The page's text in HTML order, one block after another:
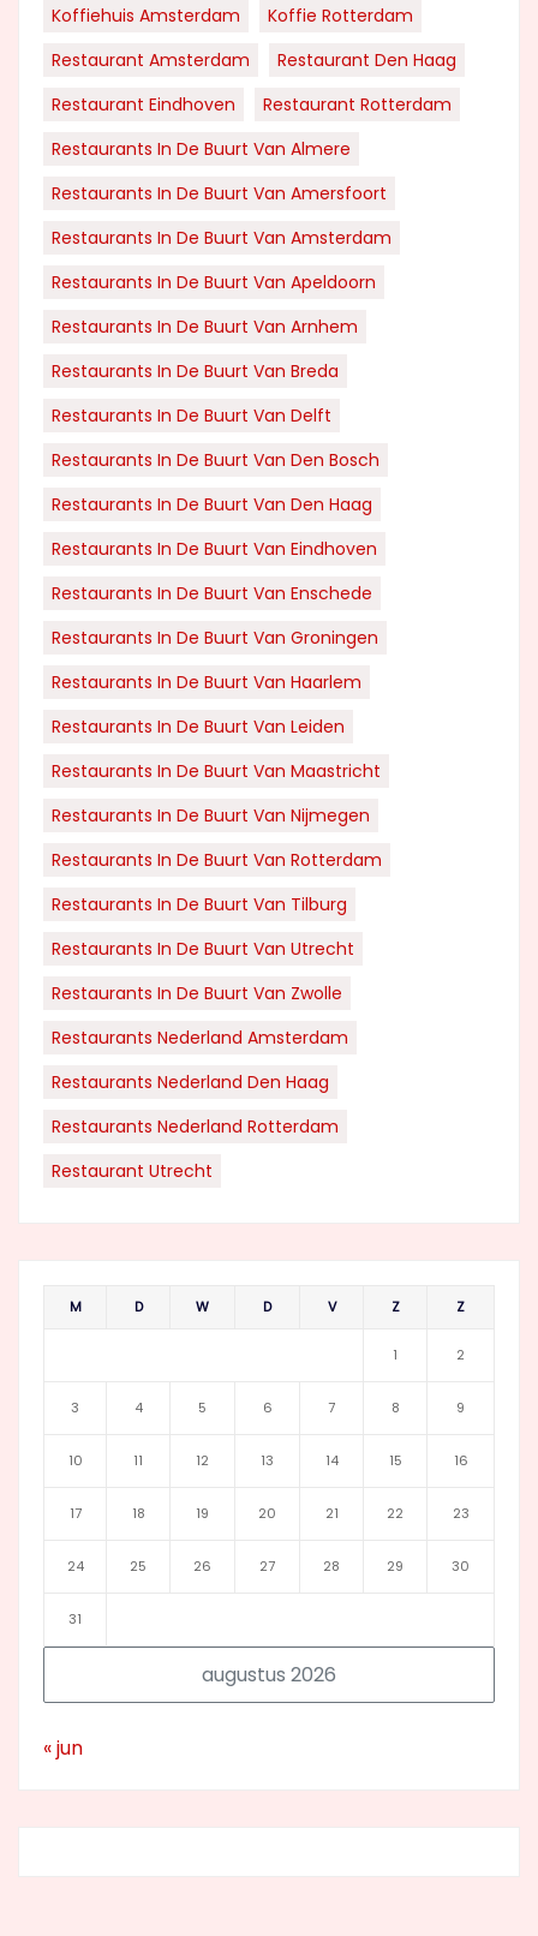
Koffiehuis Amsterdam
Koffie Rotterdam
Restaurant Amsterdam
Restaurant Den Haag
Restaurant Eindhoven
Restaurant Rotterdam
Restaurants In De Buurt Van Almere
Restaurants In De Buurt Van Amersfoort
Restaurants In De Buurt Van Amsterdam
Restaurants In De Buurt Van Apeldoorn
Restaurants In De Buurt Van Arnhem
Restaurants In De Buurt Van Breda
Restaurants In De Buurt Van Delft
Restaurants In De Buurt Van Den Bosch
Restaurants In De Buurt Van Den Haag
Restaurants In De Buurt Van Eindhoven
Restaurants In De Buurt Van Enschede
Restaurants In De Buurt Van Groningen
Restaurants In De Buurt Van Haarlem
Restaurants In De Buurt Van Leiden
Restaurants In De Buurt Van Maastricht
Restaurants In De Buurt Van Nijmegen
Restaurants In De Buurt Van Rotterdam
Restaurants In De Buurt Van Tilburg
Restaurants In De Buurt Van Utrecht
Restaurants In De Buurt Van Zwolle
Restaurants Nederland Amsterdam
Restaurants Nederland Den Haag
Restaurants Nederland Rotterdam
Restaurant Utrecht
augustus 2026
M D W D V Z Z
1 2
3 4 5 6 7 8 9
10 11 12 13 14 15 16
17 18 19 20 21 22 23
24 25 26 27 28 29 30
31
« jun